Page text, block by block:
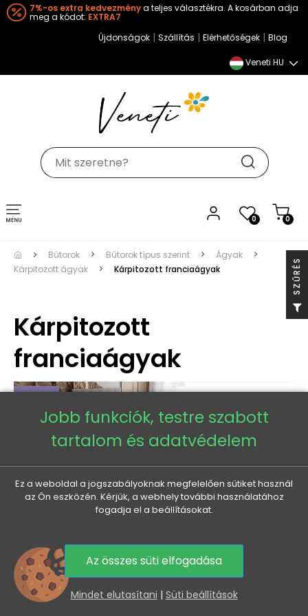
7%-os extra kedvezménya teljes választékra. A kosárban adja
meg a kódot: EXTRA7
Újdonságok | Szállítás | Elérhetőségek | Blog
Veneti HU
0 0
Toggle
navigation
Bútorok Bútorok típus szerint
Ágyak
Kárpitozott ágyak
Kárpitozott franciaágyak
Kárpitozott
franciaágyak
2775 termékből
-37 665 FT
0
Jobb funkciók, testre szabott
tartalom és adatvédelem
Ez a weboldal a jogszabályoknak megfelelően sütiket használ
az Ön eszközén. Kérjük, a webhely további használatához
fogadja el a beállításokat.
Az összes süti elfogadása
Mindet elutasítani | Süti beállítások
S